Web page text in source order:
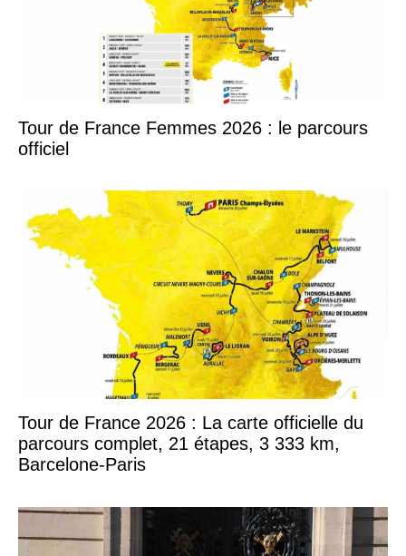
Tour de France Femmes 2026 : le parcours
officiel
Tour de France 2026 : La carte officielle du
parcours complet, 21 étapes, 3 333 km,
Barcelone-Paris